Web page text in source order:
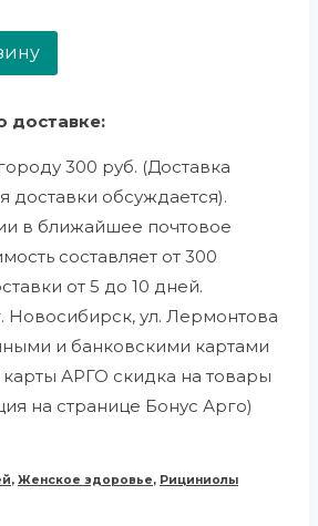
доставке:
300 руб. (Доставка
доставки обсуждается).
в ближайшее почтовое
составляет от 300
от 5 до 10 дней.
Новосибирск, ул. Лермонтова
и банковскими картами
АРГО скидка на товары
на странице Бонус Арго)
, Женское здоровье, Рициниолы